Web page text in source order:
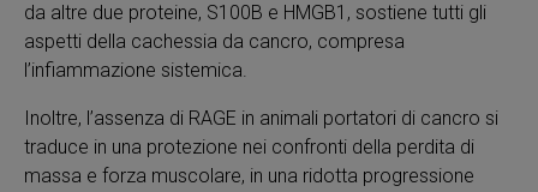
da altre due proteine, S100B e HMGB1, sostiene tutti gli
aspetti della cachessia da cancro, compresa
l’infiammazione sistemica.
Inoltre, l’assenza di RAGE in animali portatori di cancro si
traduce in una protezione nei confronti della perdita di
massa e forza muscolare, in una ridotta progressione